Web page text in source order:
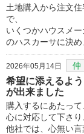
土地購入から注文
で、
いくつかハウスメ
のハスカーサに決め
2026年05月14日
希望に添えるよ
が出来ました
購入するにあたっ
心に対応して下さり
他社では、心無い